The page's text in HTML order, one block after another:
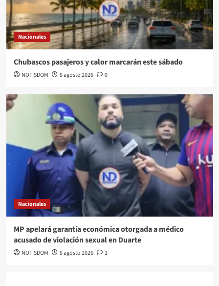
Nacionales
Chubascos pasajeros y calor marcarán este sábado
NOTISDOM 8 agosto 2026 0
Nacionales
MP apelará garantía económica otorgada a médico
acusado de violación sexual en Duarte
NOTISDOM 8 agosto 2026 1